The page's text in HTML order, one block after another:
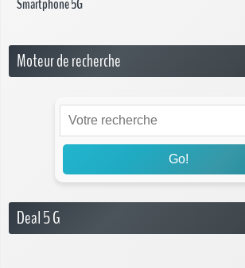
Smartphone 5G
Moteur de recherche
Go!
Deal 5 G